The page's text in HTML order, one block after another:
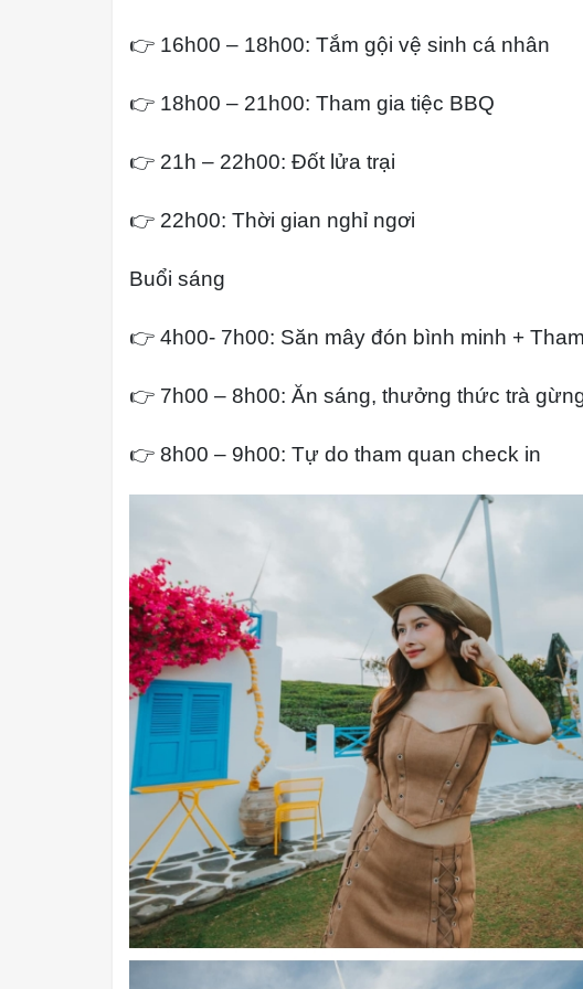
👉 16h00 – 18h00: Tắm gội vệ sinh cá nhân
👉 18h00 – 21h00: Tham gia tiệc BBQ
👉 21h – 22h00: Đốt lửa trại
👉 22h00: Thời gian nghỉ ngơi
Buổi sáng
👉 4h00- 7h00: Săn mây đón bình minh +
👉 7h00 – 8h00: Ăn sáng, thưởng thức trà
👉 8h00 – 9h00: Tự do tham quan check in